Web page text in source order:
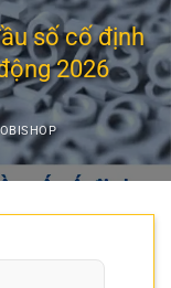
số cố định
2026